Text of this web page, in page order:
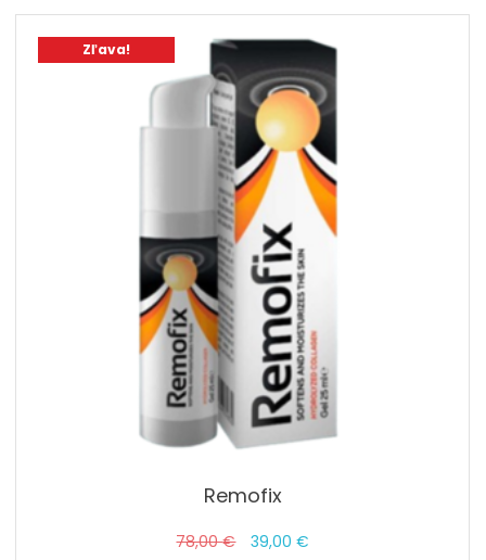
78,00 €.39,00 €.
Zľava!
Remofix
78,00€
Pôvodná
39,00€